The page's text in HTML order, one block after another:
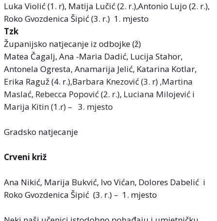
Luka Violić (1. r), Matija Lučić (2. r.),Antonio Lujo (2. r.),
Roko Gvozdenica Šipić (3. r.) 1. mjesto
Tzk
Županijsko natjecanje iz odbojke (ž)
Matea Čagalj, Ana -Maria Dadić, Lucija Stahor,
Antonela Ogresta, Anamarija Jelić, Katarina Kotlar,
Erika Raguž (4. r.),Barbara Knezović (3. r) ,Martina
Maslać, Rebecca Popović (2. r.), Luciana Milojević i
Marija Kitin (1.r) – 3. mjesto
Gradsko natjecanje
Crveni križ
Ana Nikić, Marija Bukvić, Ivo Vićan, Dolores Dabelić i
Roko Gvozdenica Šipić (3. r.) – 1. mjesto